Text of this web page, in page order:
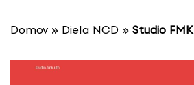
Domov » Diela NCD » Studio FMK